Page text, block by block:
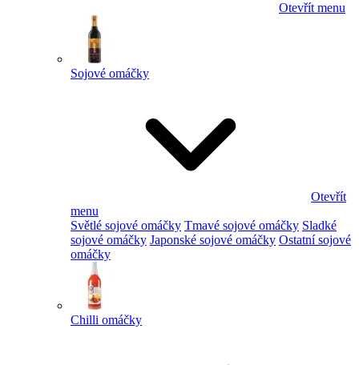
Otevřít menu
Sojové omáčky
Otevřít
menu
Světlé sojové omáčky Tmavé sojové omáčky Sladké
sojové omáčky Japonské sojové omáčky Ostatní sojové
omáčky
Chilli omáčky